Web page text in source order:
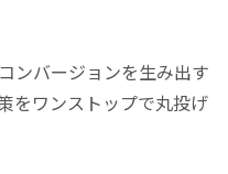
ンバージョンを生み出す
をワンストップで丸投げ